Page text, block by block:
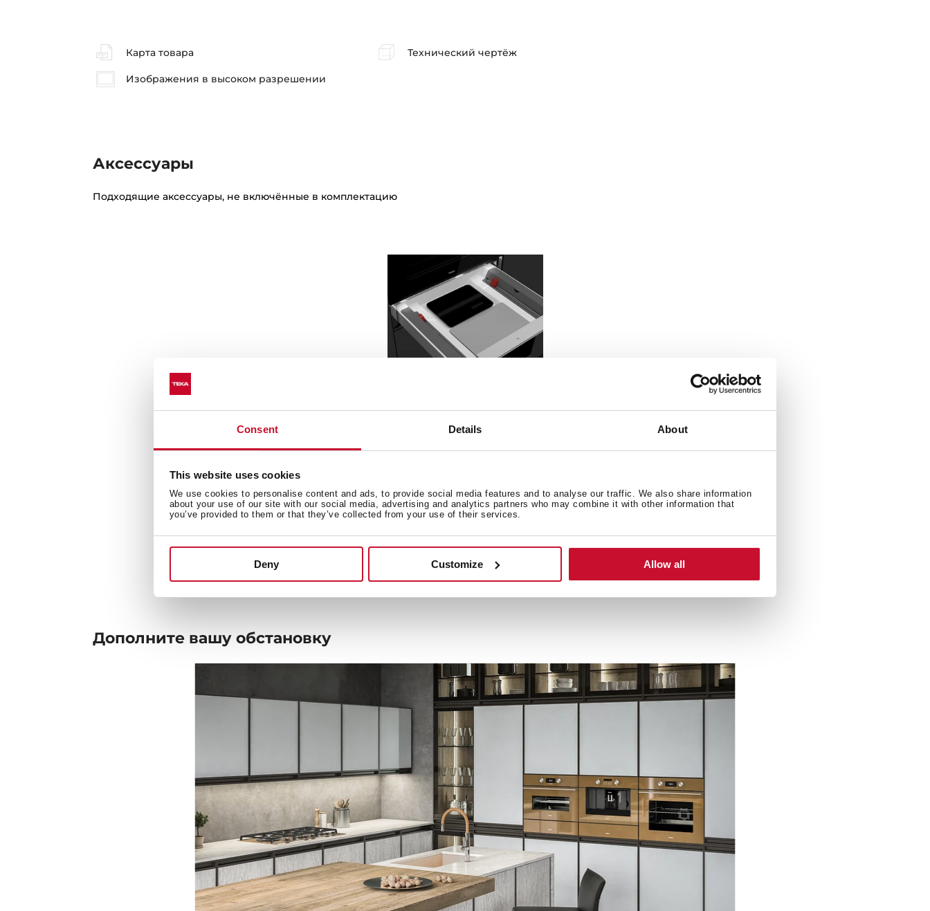
Consent Details About
This website uses cookies
We use cookies to personalise content and ads, to provide social media features and to analyse our traffic. We also share information
about your use of our site with our social media, advertising and analytics partners who may combine it with other information that
you’ve provided to them or that they’ve collected from your use of their services.
Deny Customize Allow all
Карта товара Технический чертёж
Изображения в высоком разрешении
Аксессуары
Подходящие аксессуары, не включённые в комплектацию
Машина для вакуумной
упаковки с весами, без
фасада /Коллекция Urban
Дополните вашуобстановку